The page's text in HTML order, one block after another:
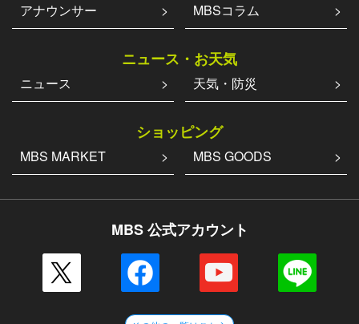
アナウンサー MBSコラム
ニュース・お天気
ニュース 天気・防災
ショッピング
MBS MARKET MBS GOODS
MBS 公式アカウント